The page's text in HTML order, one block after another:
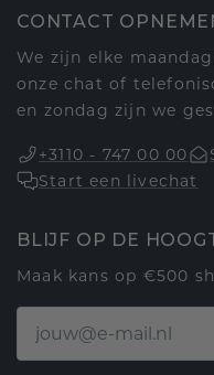
CONTACT
We zijn elke
onze chat of
en zondag zijn we
+3110 - 747 00 00
Start een livechat
BLIJF OP DE
Maak kans op €500